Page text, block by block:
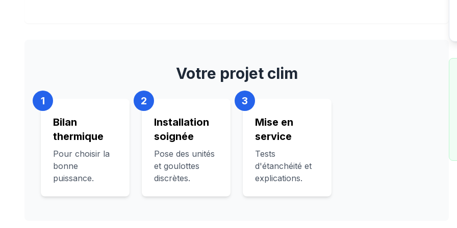
Votre projet clim
1
Bilan
thermique
Pour choisir la
bonne
puissance.
2
Installation
soignée
Pose des unités
et goulottes
discrètes.
3
Mise en
service
Tests
d'étanchéité et
explications.